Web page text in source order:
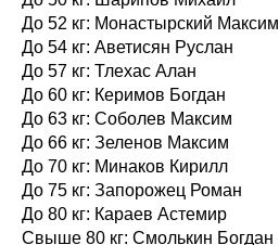
До 52 кг: Монастырский Максим
До 54 кг: Аветисян Руслан
До 57 кг: Тлехас Алан
До 60 кг: Керимов Богдан
До 63 кг: Соболев Максим
До 66 кг: Зеленов Максим
До 70 кг: Минаков Кирилл
До 75 кг: Запорожец Роман
До 80 кг: Караев Астемир
Свыше 80 кг: Смолькин Богдан